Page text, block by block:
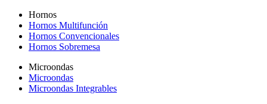
Hornos
Hornos Multifunción
Hornos Convencionales
Hornos Sobremesa
Microondas
Microondas
Microondas Integrables